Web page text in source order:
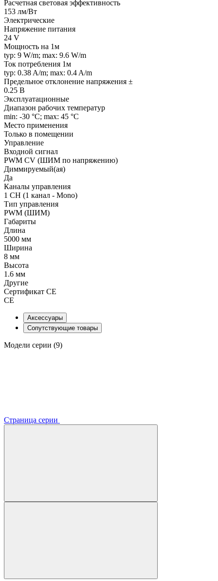
Расчетная световая эффективность
153 лм/Вт
Электрические
Напряжение питания
24 V
Мощность на 1м
typ: 9 W/m; max: 9.6 W/m
Ток потребления 1м
typ: 0.38 A/m; max: 0.4 A/m
Предельное отклонение напряжения ±
0.25 В
Эксплуатационные
Диапазон рабочих температур
min: -30 °C; max: 45 °C
Место применения
Только в помещении
Управление
Входной сигнал
PWM СV (ШИМ по напряжению)
Диммируемый(ая)
Да
Каналы управления
1 CH (1 канал - Mono)
Тип управления
PWM (ШИМ)
Габариты
Длина
5000 мм
Ширина
8 мм
Высота
1.6 мм
Другие
Сертификат CE
CE
Аксессуары
Сопутствующие товары
Модели серии (9)
Страница серии